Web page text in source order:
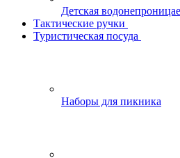
Детская
Тактические ручки
Туристическая посуда
Наборы для пикника